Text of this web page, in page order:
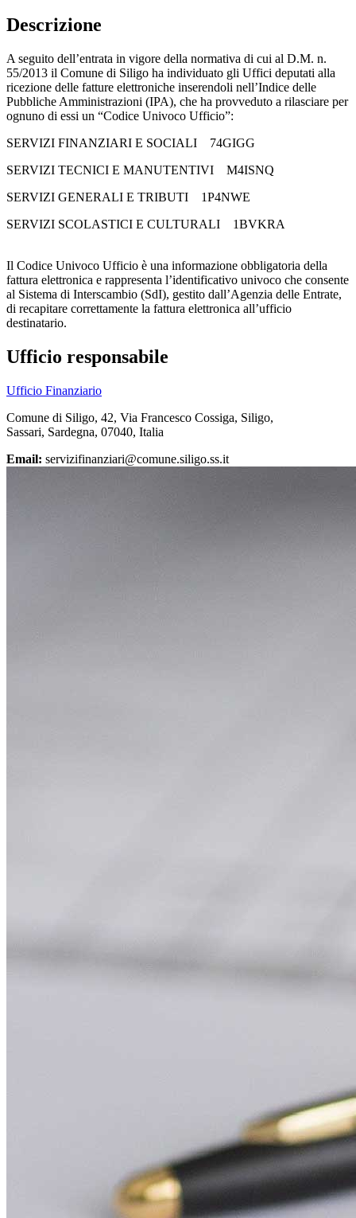
Descrizione
A seguito dell’entrata in vigore della normativa di cui al D.M. n.
55/2013 il Comune di Siligo ha individuato gli Uffici deputati alla
ricezione delle fatture elettroniche inserendoli nell’Indice delle
Pubbliche Amministrazioni (IPA), che ha provveduto a rilasciare per
ognuno di essi un “Codice Univoco Ufficio”:
SERVIZI FINANZIARI E SOCIALI 74GIGG
SERVIZI TECNICI E MANUTENTIVI M4ISNQ
SERVIZI GENERALI E TRIBUTI 1P4NWE
SERVIZI SCOLASTICI E CULTURALI 1BVKRA
Il Codice Univoco Ufficio è una informazione obbligatoria della
fattura elettronica e rappresenta l’identificativo univoco che consente
al Sistema di Interscambio (SdI), gestito dall’Agenzia delle Entrate,
di recapitare correttamente la fattura elettronica all’ufficio
destinatario.
Ufficio responsabile
Ufficio Finanziario
Comune di Siligo, 42, Via Francesco Cossiga, Siligo,
Sassari, Sardegna, 07040, Italia
Email: servizifinanziari@comune.siligo.ss.it